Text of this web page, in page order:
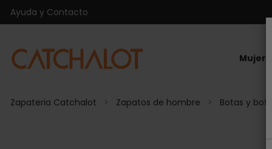
Ayuda y Contacto
Mujer
Zapateria Catchalot Zapatos de hombre Botas y